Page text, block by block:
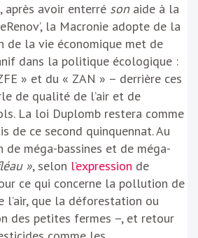
après avoir enterré sonaide à la
la Macronie adopte de la
de la vie économique met de
dans la politique écologique :
» et du « ZAN » – derrière ces
de qualité de l’air et de
La loi Duplomb restera comme
de ce second quinquennat. Au
de méga-bassines et de méga-
», selon l’expression de
ce qui concerne la pollution de
l’air, que la déforestation ou
des petites fermes –, et retour